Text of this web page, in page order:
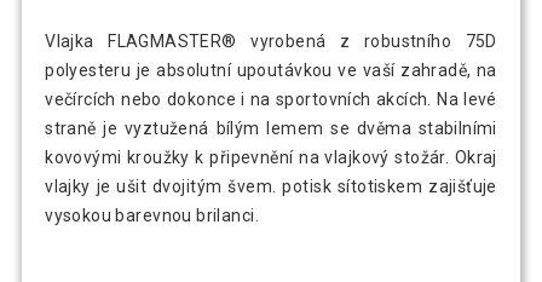
FLAGMASTER Vlajka Francie, 120 x 80 cm 70 Kč
FLAGMASTER Vlajka Irsko, 120 x 80 cm 88 Kč
Vlajka FLAGMASTER® vyrobená z robustního 75D
polyesteru je absolutní upoutávkou ve vaší zahradě, na
večírcích nebo dokonce i na sportovních akcích. Na levé
straně je vyztužená bílým lemem se dvěma stabilními
kovovými kroužky k připevnění na vlajkový stožár. Okraj
vlajky je ušit dvojitým švem. potisk sítotiskem zajišťuje
vysokou barevnou brilanci.